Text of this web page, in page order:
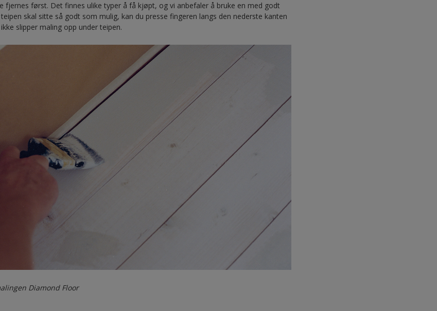
fjernes først. Det finnes ulike typer å få kjøpt, og vi anbefaler å bruke en med godt
skal sitte så godt som mulig, kan du presse fingeren langs den nederste kanten
slipper maling opp under teipen.
Diamond Floor